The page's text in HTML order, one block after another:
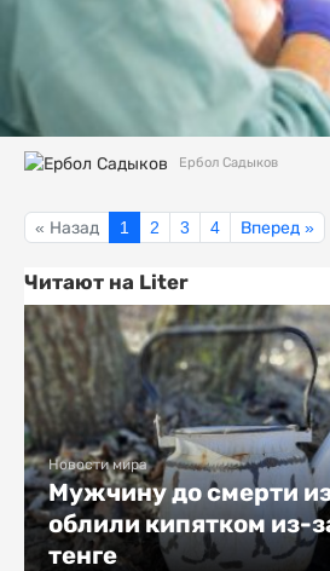
Ербол Садыков
« Назад 1 2 3 4 Вперед »
Читают на Liter
Новости мира
Мужчину до смерти
облили кипятком из-
тенге